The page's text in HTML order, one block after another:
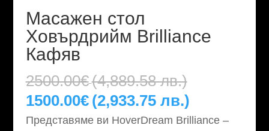
Масажен стол
Ховърдрийм Brilliance
Кафяв
2500.00€(4,889.58 лв.)
was:
1500.00€ (2,933.75 лв.)Текущата
цена
Представяме ви HoverDream Brilliance –